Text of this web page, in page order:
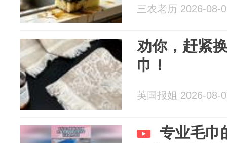
三农老历 2026-08-
劝你，赶紧
巾！
英国报姐 2026-08-
专业毛巾